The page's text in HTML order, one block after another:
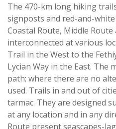
The 470-km long hiking
signposts and red-and-
Coastal Route, Middle
interconnected at various
Trail in the West to the
Lycian Way in the East.
path; where there are no
used. Trails in and out of
tarmac. They are designed
at any location and in any
Route present seascapes-